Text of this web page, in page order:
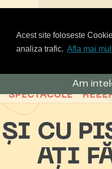
Acest site foloseste
analiza trafic. Afla mai
Am
SPECTACOLE
ȘI CU
AȚI